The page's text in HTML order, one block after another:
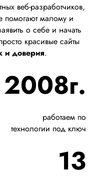
веб-разработчиков,
помогают малому и
о себе и начать
красивые сайты
и доверия.
работаем по
технологии под ключ
13